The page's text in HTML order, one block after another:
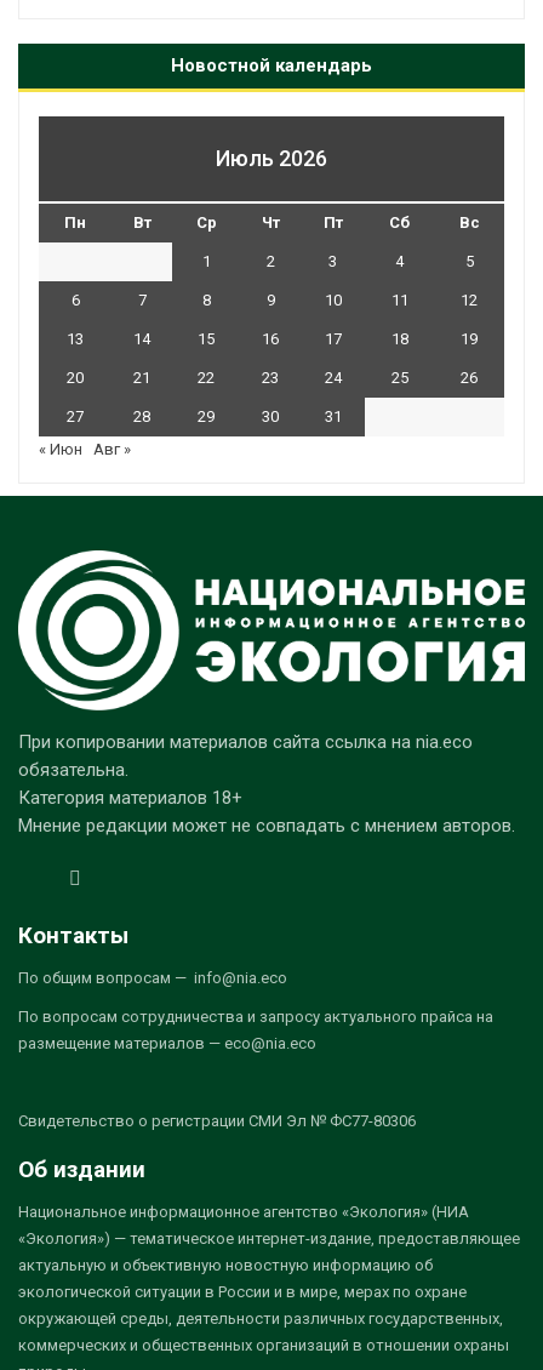
Новостной календарь
Июль 2026
Пн Вт Ср Чт Пт Сб Вс
1 2 3 4 5
6 7 8 9 10 11 12
13 14 15 16 17 18 19
20 21 22 23 24 25 26
27 28 29 30
31
« Июн
Авг »
При копировании материалов сайта ссылка на nia.eco
обязательна.
Категория материалов 18+
Мнение редакции может не совпадать с мнением авторов.
Контакты
По общим вопросам — info@nia.eco
По вопросам сотрудничества и запросу актуального прайса на
размещение материалов — eco@nia.eco
Свидетельство о регистрации СМИ Эл № ФС77-80306
Об издании
Национальное информационное агентство «Экология» (НИА
«Экология») — тематическое интернет-издание, предоставляющее
актуальную и объективную новостную информацию об
экологической ситуации в России и в мире, мерах по охране
окружающей среды, деятельности различных государственных,
коммерческих и общественных организаций в отношении охраны